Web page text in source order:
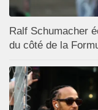
Ralf Schumacher
du côté de la